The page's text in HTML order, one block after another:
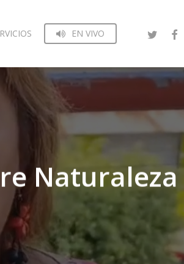
EN VIVO
Naturaleza